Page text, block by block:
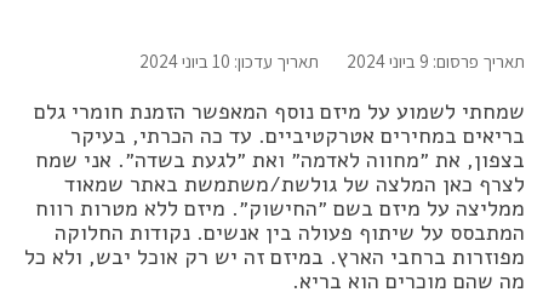
תאריך פרסום: 9 ביוני 2024 תאריך עדכון: 10 ביוני 2024
שמחתי לשמוע על מיזם נוסף המאפשר הזמנת חומרי גלם
בריאים במחירים אטרקטיביים. עד כה הכרתי, בעיקר
בצפון, את ״מחווה לאדמה״ ואת ״לגעת בשדה״. אני שמח
לצרף כאן המלצה של גולשת/משתמשת באתר שמאוד
ממליצה על מיזם בשם ״החישוק״. מיזם ללא מטרות רווח
המתבסס על שיתוף פעולה בין אנשים. נקודות החלוקה
מפוזרות ברחבי הארץ. במיזם זה יש רק אוכל יבש, ולא כל
מה שהם מוכרים הוא בריא.